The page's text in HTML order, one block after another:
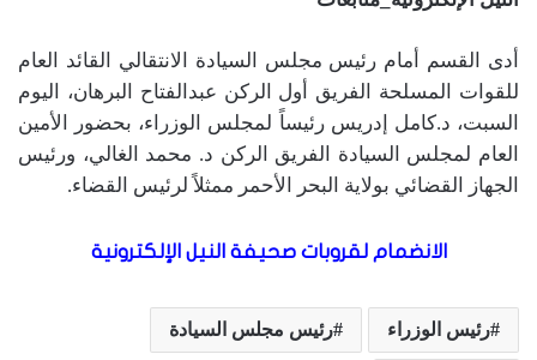
أدى القسم أمام رئيس مجلس السيادة الانتقالي القائد العام
للقوات المسلحة الفريق أول الركن عبدالفتاح البرهان، اليوم
السبت، د.كامل إدريس رئيساً لمجلس الوزراء، بحضور الأمين
العام لمجلس السيادة الفريق الركن د. محمد الغالي، ورئيس
الجهاز القضائي بولاية البحر الأحمر ممثلاً لرئيس القضاء.
الانضمام لقروبات صحيفة النيل الإلكترونية
رئيس الوزراء رئيس مجلس السيادة